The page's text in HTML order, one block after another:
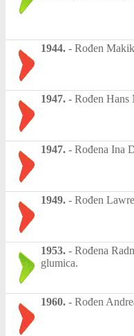
1944. - Rođen
1947. - Rođen Hans
1947. - Rođena Ina
1949. - Rođen
1953. - Rođena
glumica.
1960. - Rođen